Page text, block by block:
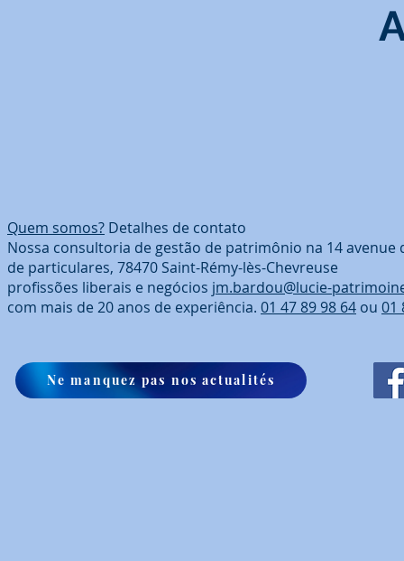
Quem somos? Detalhes de contato
Nossa consultoria de gestão de patrimônio na 14 avenue
de particulares, 78470 Saint-Rémy-lès-Chevreuse
profissões liberais e negócios jm.bardou@lucie-
com mais de 20 anos de experiência. 01 47 89 98 64 ou 01
Ne manquez pas nos actualités